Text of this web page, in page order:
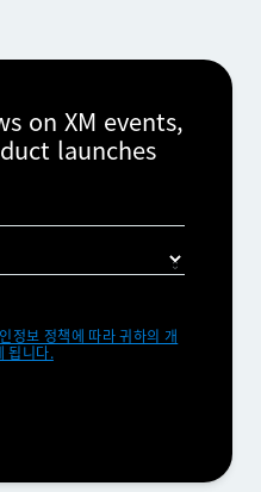
on XM events,
launches
정보 정책에 따라 귀하의 개
됩니다.